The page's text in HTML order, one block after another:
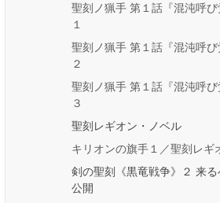
聖刻ノ猟手 第１話『混沌呼
１
聖刻ノ猟手 第１話『混沌呼
２
聖刻ノ猟手 第１話『混沌呼
３
聖刻レギオン・ノベル
キリオンの旗手１／聖刻レギ
剣の聖刻《黒竜戦争》２ 来
公開